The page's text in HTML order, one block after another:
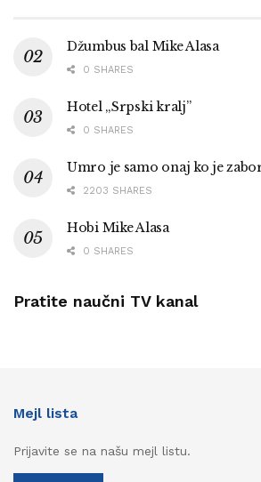
Džumbus bal Mike Alasa
0 SHARES
Hotel „Srpski kralj”
0 SHARES
Umro je samo onaj ko je
2203 SHARES
Hobi Mike Alasa
0 SHARES
Pratite naučni TV kanal
Mejl lista
Prijavite se na našu mejl listu.